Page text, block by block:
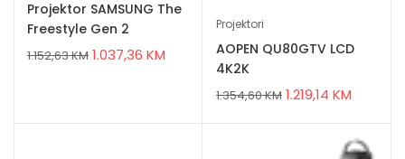
Projektor SAMSUNG The
Freestyle Gen 2
1.152,63KM 1.037,36 KM
Projektori
AOPEN QU80GTV LCD
4K2K
1.354,60KM 1.219,14 KM